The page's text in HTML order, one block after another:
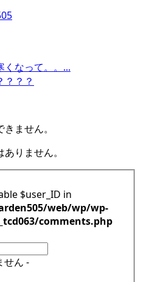
くなって。。...
？？？
ません。
りません。
$user_ID in
web/wp/wp-
comments.php
せん -